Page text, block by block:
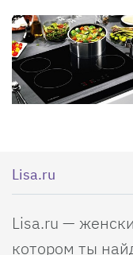
Lisa.ru
Lisa.ru —
котором ты